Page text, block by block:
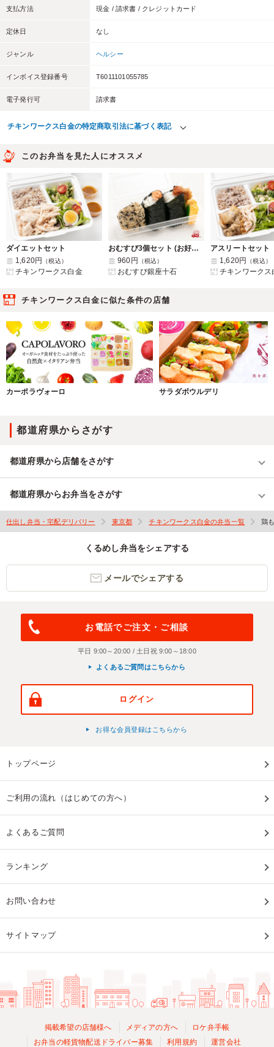
支払方法 現金 / 請求書 / クレジットカード
定休日 なし
ジャンル ヘルシー
インボイス登録番号 T6011101055785
電子発行可 請求書
チキンワークス白金の特定商取引法に基づく表記
このお弁当を見た人にオススメ
ダイエットセット
1,620円
（税込）
チキンワークス白金
おむすび3個セット (お好みセレクト)
960円
（税込）
おむすび銀座十石
アスリートセット
1,620円
（税込）
チキンワークス
チキンワークス白金に似た条件の店舗
カーポラヴォーロ サラダボウルデリ
都道府県からさがす
都道府県から店舗をさがす
都道府県からお弁当をさがす
仕出し弁当・宅配デリバリー 東京都 チキンワークス白金の弁当一覧 鶏
くるめし弁当をシェアする
メールでシェアする
お電話でご注文・ご相談
平日 9:00～20:00 / 土日祝 9:00～18:00
よくあるご質問はこちらから
ログイン
お得な会員登録はこちらから
トップページ
ご利用の流れ（はじめての方へ）
よくあるご質問
ランキング
お問い合わせ
サイトマップ
掲載希望の店舗様へ メディアの方へ
ロケ弁手帳
お弁当の軽貨物配送ドライバー募集
利用規約 運営会社